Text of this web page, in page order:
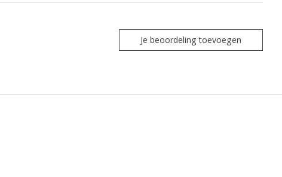
Je beoordeling toevoegen